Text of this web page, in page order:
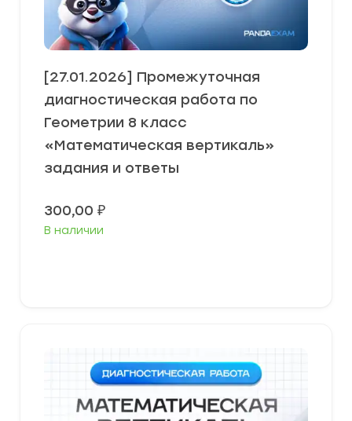
[27.01.2026] Промежуточная
диагностическая работа по
Геометрии 8 класс
«Математическая вертикаль»
задания и ответы
300,00 ₽
В наличии